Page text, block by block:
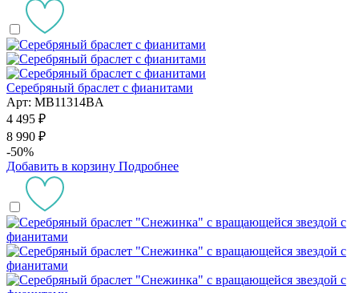
Серебряный браслет с фианитами
Арт: MB11314BA
4 495 ₽
8 990 ₽
-50%
Добавить в корзину Подробнее